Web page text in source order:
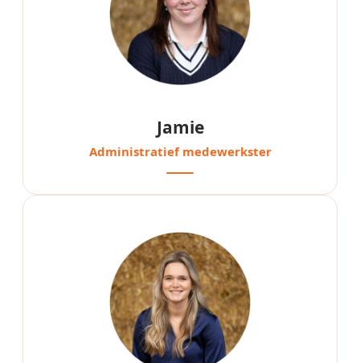
Jamie
Administratief medewerkster